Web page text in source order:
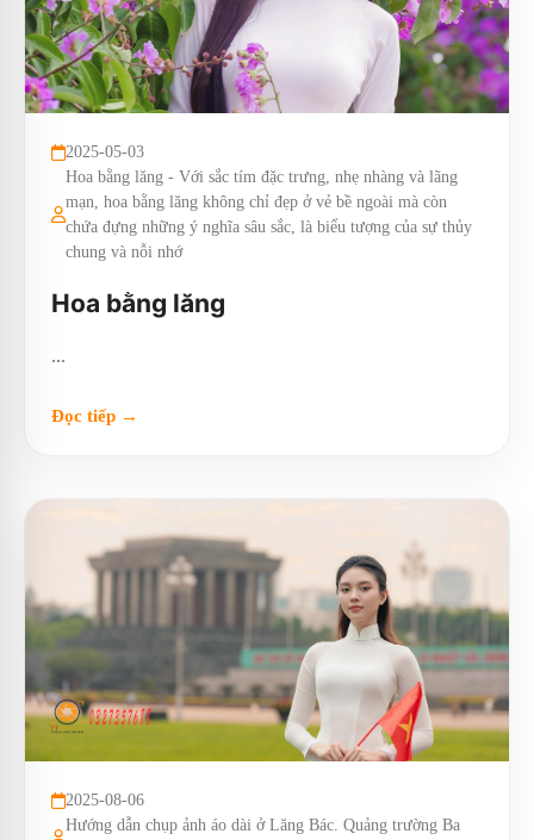
2025-05-03
Hoa bằng lăng - Với sắc tím đặc trưng, nhẹ nhàng và lãng
mạn, hoa bằng lăng không chỉ đẹp ở vẻ bề ngoài mà còn
chứa đựng những ý nghĩa sâu sắc, là biểu tượng của sự thủy
chung và nỗi nhớ
Hoa bằng lăng
...
Đọc tiếp →
2025-08-06
Hướng dẫn chụp ảnh áo dài ở Lăng Bác. Quảng trường Ba